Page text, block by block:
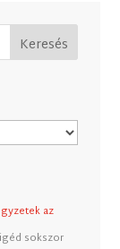
az
sokszor